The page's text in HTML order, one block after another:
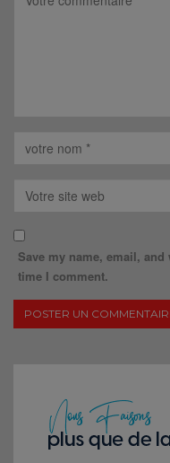
Save my name, email,
time I comment.